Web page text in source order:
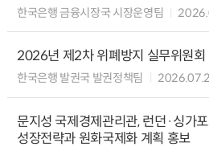
한국은행 금융시장국 시장운영팀
2026년 제2차 위폐방지 실무위원회
한국은행 발권국 발권정책팀
문지성 국제경제관리관, 런던·싱가
성장전략과 원화국제화 계획 홍보